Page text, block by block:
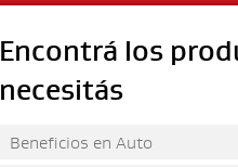
Encontrá los
necesitás
Beneficios en Auto